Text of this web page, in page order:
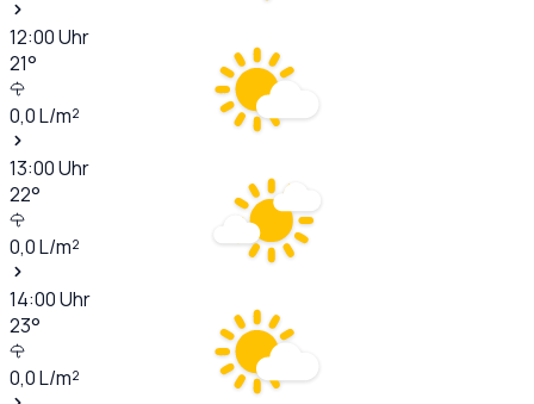
12:00Uhr
21°
0,0L/m²
13:00Uhr
22°
0,0L/m²
14:00Uhr
23°
0,0L/m²